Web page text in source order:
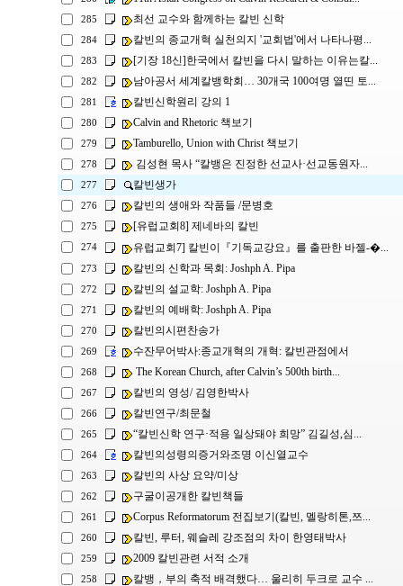
285 최선 교수와 함께하는 칼빈 신학
284 칼빈의 종교개혁 실천의지 '교회법'에서 나타나평...
283 [기장 18신]한국에서 칼빈을 다시 말하는 이유는칼...
282 남아공서 세계칼뱅학회… 30개국 100여명 열띤 토...
281 칼빈신학원리 강의 1
280 Calvin and Rhetoric 책보기
279 Tamburello, Union with Christ 책보기
278 김성현 목사 “칼뱅은 진정한 선교사·선교동원자...
277 칼빈생가
276 칼빈의 생애와 작품들 /문병호
275 [유럽교회8] 제네바의 칼빈
274 유럽교회7] 칼빈이『기독교강요』를 출판한 바젤-�...
273 칼빈의 신학과 목회: Joshph A. Pipa
272 칼빈의 설교학: Joshph A. Pipa
271 칼빈의 예배학: Joshph A. Pipa
270 칼빈의시편찬송가
269 수잔무어박사:종교개혁의 개혁: 칼빈관점에서
268 The Korean Church, after Calvin’s 500th birth...
267 칼빈의 영성/ 김영한박사
266 칼빈연구/최문철
265 “칼빈신학 연구·적용 일상돼야 희망” 김길성,심...
264 칼빈의성령의증거와조명 이신열교수
263 칼빈의 사상 요약/미상
262 구굴이공개한 칼빈책들
261 Corpus Reformatorum 전집보기(칼빈, 멜랑히톤,쯔...
260 칼빈, 루터, 웨슬레 강조점의 차이 한영태박사
259 2009 칼빈관련 서적 소개
258 칼뱅，부의 축적 배격했다… 울리히 두크로 교수 ...